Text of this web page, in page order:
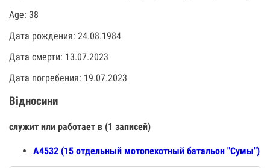
Age: 38
Дата рождения: 24.08.1984
Дата смерти: 13.07.2023
Дата погребения: 19.07.2023
Відносини
служит или работает в (1 записей)
А4532 (15 отдельный мотопехотный батальон "Сумы")